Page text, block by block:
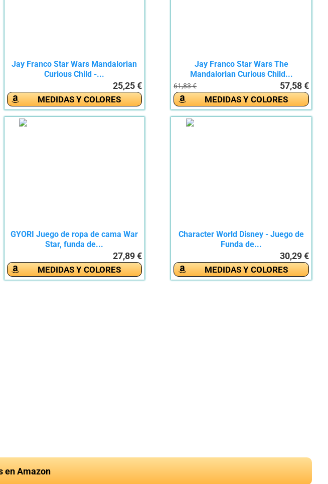
Jay Franco Star Wars Mandalorian
Curious Child -...
25,25 €
MEDIDAS Y COLORES
Jay Franco Star Wars The
Mandalorian Curious Child...
61,83 € 57,58 €
MEDIDAS Y COLORES
GYORI Juego de ropa de cama War
Star, funda de...
27,89 €
MEDIDAS Y COLORES
Character World Disney - Juego de
Funda de...
30,29 €
MEDIDAS Y COLORES
en Amazon